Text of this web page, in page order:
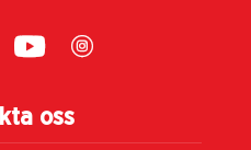
oss